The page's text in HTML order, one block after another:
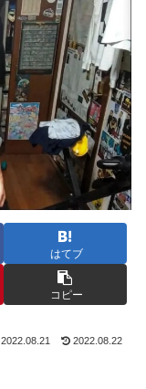
はてブ
コピー
2022.08.21 2022.08.22